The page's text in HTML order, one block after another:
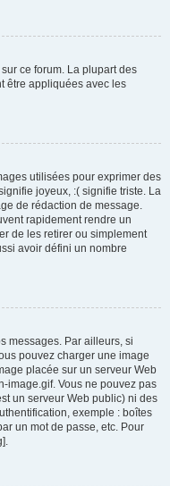
ce forum. La plupart des
être appliquées avec les
utilisées pour exprimer des
joyeux, :( signifie triste. La
de rédaction de message.
rapidement rendre un
de les retirer ou simplement
avoir défini un nombre
messages. Par ailleurs, si
pouvez charger une image
placée sur un serveur Web
image.gif. Vous ne pouvez pas
un serveur Web public) ni des
exemple : boîtes
un mot de passe, etc. Pour